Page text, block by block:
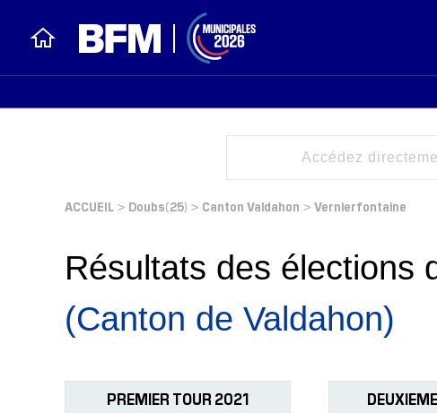
ACCUEIL > Doubs(25) > Canton Valdahon > Vernierfontaine
Résultats des élections
(Canton de Valdahon)
PREMIER TOUR 2021